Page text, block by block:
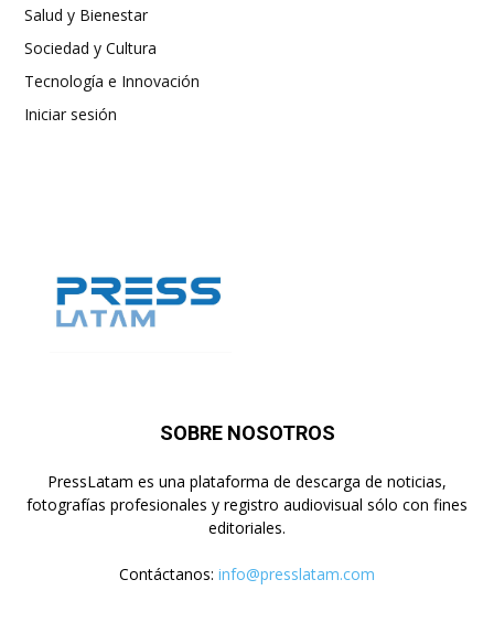
Salud y Bienestar
Sociedad y Cultura
Tecnología e Innovación
Iniciar sesión
SOBRE NOSOTROS
PressLatam es una plataforma de descarga de noticias,
fotografías profesionales y registro audiovisual sólo con fines
editoriales.
Contáctanos: info@presslatam.com